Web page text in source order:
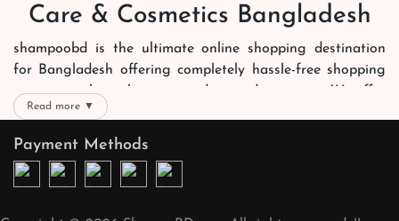
Care & Cosmetics Bangladesh
shampoobd is the ultimate online shopping destination
for Bangladesh offering completely hassle-free shopping
experience through secure and trusted gateways. We offer
you trendy and reliable shopping with all your preferred
brands and more. Now shopping is easier, quicker and
always joyous. We help you mark the exact choice here.
We offer our customers with memorable online shopping
Read more ▼
Payment Methods